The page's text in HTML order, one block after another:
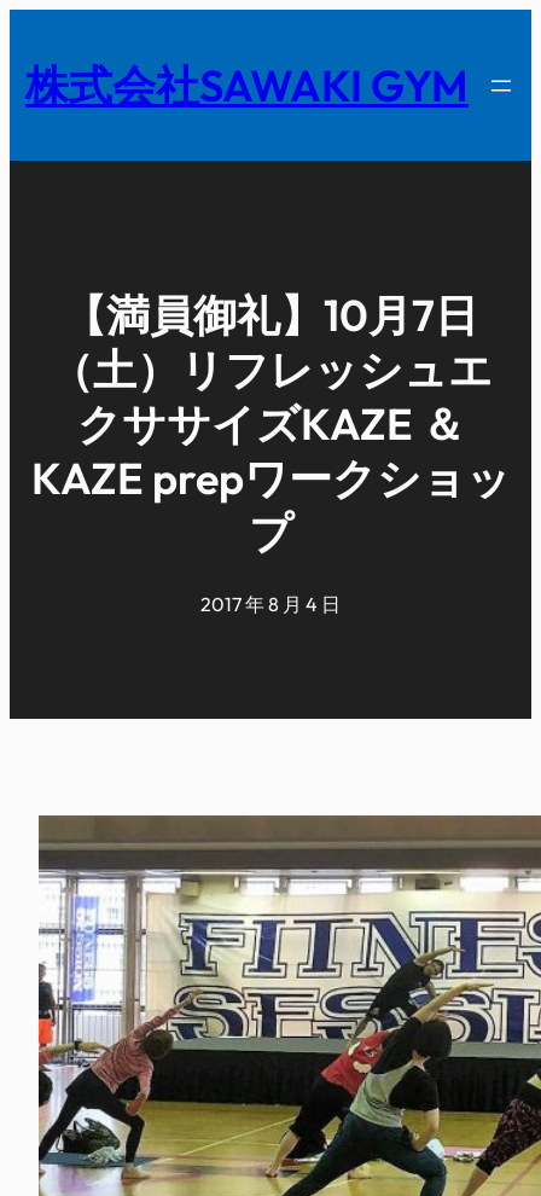
を
キ
株式会社SAWAKI GYM
【満員御礼】10月7日
（土）リフレッシュエ
クササイズKAZE ＆
KAZE prepワークショッ
プ
2017 年 8 月 4 日